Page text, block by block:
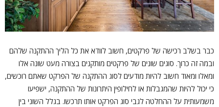
כבר בשלב רכישה של פרקטים, חשוב לוודא את כל הליך ההתקנה שלהם
ובמה זה כרוך. סוגים שונים של פרקטים מותקנים בצורה מעט שונה אלו
ומאלו ומאוד חשוב להיות מודעים לסוג ההתקנה של הפרקט שאתם רוכשים,
כי יכול להיות שהמגבלות או לחילופין היתרונות של ההתקנה, ישפיעו
משמעותית על ההחלטה לגבי סוג הפרקט אותו תרכשו. בגלל השוני בין